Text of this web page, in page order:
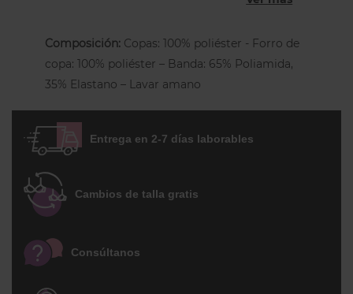
adelante de forma que estiliza más la
silueta. El fino foam no añade nada de
volumen al pecho, le da más firmeza
pechos y es invisible bajo la ropa.
Un sujetador tallas grandes perfecto para
mujeres con mucho pecho que buscas
discreción e invisibilidad con un gran
ajuste y sujeción. Los tirantes son más
entre los 13mm y los 19mm). Las espalda
Composición: Copas: 100% poliéster - Forro de
copa: 100% poliéster – Banda: 65% Poliamida,
35% Elastano – Lavar amano
Entrega en 2-7 días laborables
Cambios de talla gratis
Consúltanos